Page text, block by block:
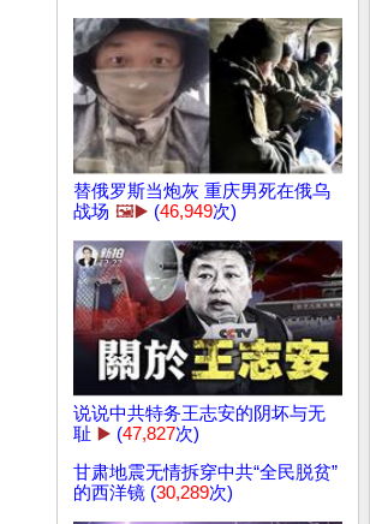
替俄罗斯当炮灰 重庆男死在俄乌
战场 🖼️▶️ (46,949次)
说说中共特务王志安的阴坏与无
耻 ▶️ (47,827次)
甘肃地震无情拆穿中共“全民脱贫”
的西洋镜 (30,289次)